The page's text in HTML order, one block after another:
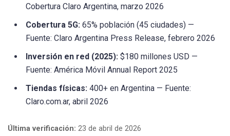
Cobertura Claro Argentina, marzo 2026
Cobertura 5G: 65% población (45 ciudades) —
Fuente: Claro Argentina Press Release, febrero 2026
Inversión en red (2025): $180 millones USD —
Fuente: América Móvil Annual Report 2025
Tiendas físicas: 400+ en Argentina — Fuente:
Claro.com.ar, abril 2026
Última verificación: 23 de abril de 2026